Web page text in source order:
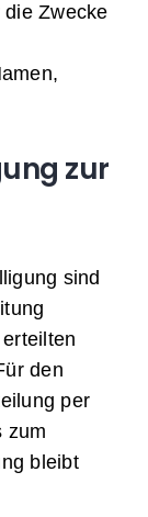
Zwecke
zur
sind
den
per
zum
bleibt